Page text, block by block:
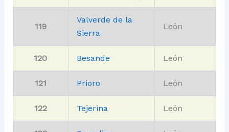
119
Valverde de la
Sierra
León
120 Besande León
121 Prioro León
122 Tejerina León